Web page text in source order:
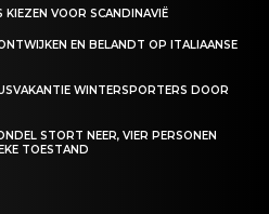
VOOR SCANDINAVIË
EN BELANDT OP ITALIAANSE
WINTERSPORTERS DOOR
STORT NEER, VIER PERSONEN
TOESTAND